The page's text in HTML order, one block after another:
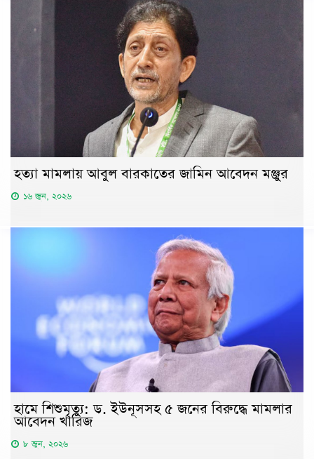
হত্যা মামলায় আবুল বারকাতের জামিন আবেদন মঞ্জুর
১৬ জুন, ২০২৬
হামে শিশুমৃত্যু: ড. ইউনূসসহ ৫ জনের বিরুদ্ধে মামলার
আবেদন খারিজ
৮ জুন, ২০২৬